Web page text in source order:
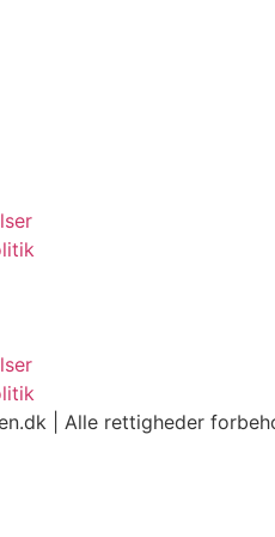
| Alle rettigheder